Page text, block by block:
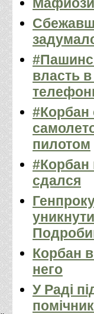
власть
#Корбан
пилотом
#Корбан
сдался
Корбан
него
У Раді